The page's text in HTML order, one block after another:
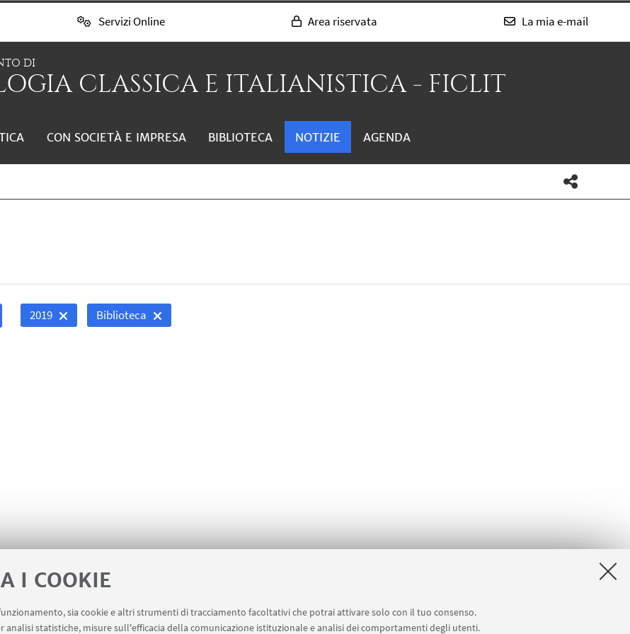
I COOKIE
sia cookie e altri strumenti di tracciamento facoltativi che potrai attivare solo con il tuo consenso.
statistiche, misure sull'efficacia della comunicazione istituzionale e analisi dei comportamenti degli utenti.
Servizi Online Area riservata La mia e-mail
DI
CLASSICA E ITALIANISTICA - FICLIT
CON SOCIETÀ E IMPRESA BIBLIOTECA NOTIZIE AGENDA
2019 Biblioteca